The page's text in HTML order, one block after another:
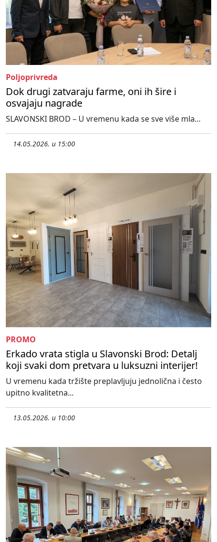
Poljoprivreda
Dok drugi zatvaraju farme, oni ih šire i
osvajaju nagrade
SLAVONSKI BROD – U vremenu kada se sve više mla...
14.05.2026. u 15:00
PROMO
Erkado vrata stigla u Slavonski Brod: Detalj
koji svaki dom pretvara u luksuzni interijer!
U vremenu kada tržište preplavljuju jednolična i često
upitno kvalitetna...
13.05.2026. u 10:00